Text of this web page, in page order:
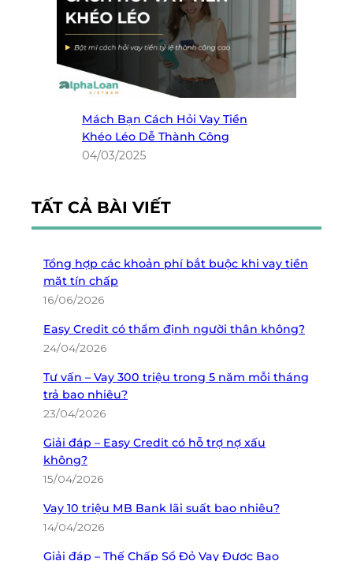
Mách Bạn Cách Hỏi Vay Tiền
Khéo Léo Dễ Thành Công
04/03/2025
TẤT CẢ BÀI VIẾT
Tổng hợp các khoản phí bắt buộc khi vay tiền
mặt tín chấp
16/06/2026
Easy Credit có thẩm định người thân không?
24/04/2026
Tư vấn – Vay 300 triệu trong 5 năm mỗi tháng
trả bao nhiêu?
23/04/2026
Giải đáp – Easy Credit có hỗ trợ nợ xấu
không?
15/04/2026
Vay 10 triệu MB Bank lãi suất bao nhiêu?
14/04/2026
Giải đáp – Thế Chấp Sổ Đỏ Vay Được Bao